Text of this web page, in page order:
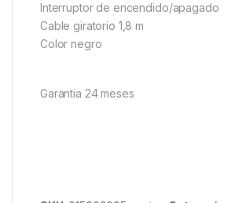
Interruptor de encendido/apagado
Cable giratorio 1,8 m
Color negro
Garantia 24 meses